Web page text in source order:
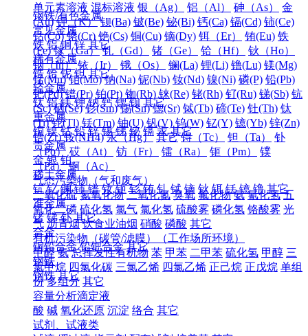
单元素溶液 混标溶液 银（Ag） 铝（Al） 砷（As）
金
(Au) 钾（K） 钡(Ba) 铍(Be) 铋(Bi) 钙(Ca) 镉(Cd) 铈(Ce)
钴(Co) 铬(Cr) 铯(Cs) 铜(Cu) 镝(Dy) 铒（Er） 铕(Eu) 铁
(Fe) 镓（Ga） 钆（Gd） 锗（Ge） 铪（Hf）
钬（Ho）
铟（In） 铱（Ir） 锇（Os） 镧(La) 锂(Li) 镥(Lu) 镁(Mg)
锰(Mn) 钼(Mo) 钠(Na) 铌(Nb) 钕(Nd) 镍(Ni) 磷(P) 铅(Pb)
钯(Pd) 镨(Pr) 铂(Pt) 铷(Rb) 铼(Re) 铑(Rh) 钌(Ru) 锑(Sb) 钪
(Sc) 硒(Se) 钐(Sm) 锡(Sn) 锶(Sr) 铽(Tb) 碲(Te) 钍(Th) 钛
(Ti) 铊(Tl) 铥(Tm) 铀(U) 钒(V) 钨(W) 钇(Y) 镱(Yb) 锌(Zn)
锆(Zr) 铵(NH4) 汞（Hg） 其它 锝（Tc） 钽（Ta）
钋
（Po） 砹（At） 钫（Fr） 镭（Ra） 钷（Pm）
镤
（Pa） 锕（Ac）
气态污染物（气和废气）
二氧化硫 氮氧化物 二氧化氮 臭氧 氟化物 氨 氰化氢 五
氧化二磷 硫化氢 氯气 氯化氢 硫酸雾 磷化氢 铬酸雾 光
气 沥青烟 饮食业油烟 硝酸 磷酸 其它
有机污染物（碳管/滤膜）（工作场所环境）
甲醛 氨 总挥发性有机物 苯 甲苯 二甲苯 硫化氢 甲醇 三
氯甲烷 四氯化碳 三氯乙烯 四氯乙烯 正己烷 正戊烷 单组
份 多组分 其它
容量分析滴定液
酸 碱 氧化还原 沉淀 络合 其它
试剂、试液类
钢铁/有色金属
常见金属
铁 铝 铜 锌 其它
稀有金属
锆 铪 铌 钽 其它
轻金属
钛 铝 镁 钾 钠 钙 锶 钡 其它
重金属
铜 镍 钴 铅 锌 锡 锑 铋 镉 汞 其它
贵金属
金 银 铂
稀土金属
钪 钇 镧 铈 镨 钕 钷 钐 铕 钆 铽 镝 钬 铒 铥 镱 镥 其它
准金属
锗 锑 钋 其它
合金
铜铅合金 铅钯合金 其它
钢铁
钢铁 其它